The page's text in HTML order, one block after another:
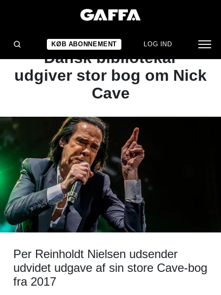
KØB ABONNEMENT LOG IND
NYHED
FØR KONCERTERNE:
Dansk bibliotekar
udgiver stor bog om Nick
Cave
Per Reinholdt Nielsen udsender
udvidet udgave af sin store Cave-bog
fra 2017